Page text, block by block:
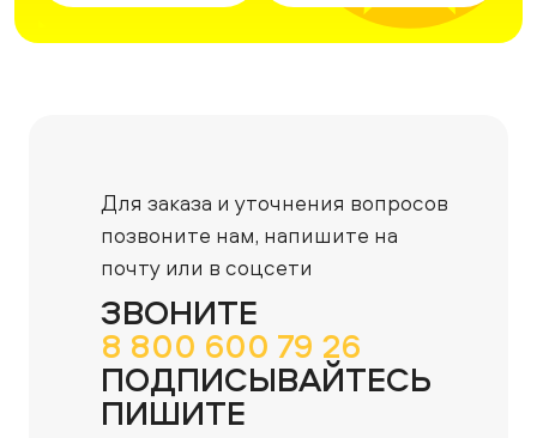
Для заказа и уточнения вопросов
позвоните нам, напишите на
почту или в соцсети
ЗВОНИТЕ
8 800 600 79 26
ПОДПИСЫВАЙТЕСЬ
ПИШИТЕ